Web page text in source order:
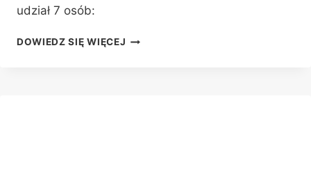
udział 7 osób:
DOWIEDZ SIĘ WIĘCEJ MIĘDZYNARODOWY